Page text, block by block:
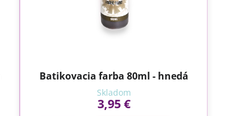
Batikovacia farba 80ml - hnedá
Skladom
3,95 €